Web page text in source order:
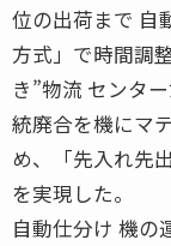
位の出荷まで 自
方式」で時間調
き”物流 センター
統廃合を機にマ
め、「先入れ先
を実現した。
自動仕分け 機の